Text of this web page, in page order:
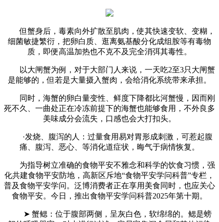
但蟹身后，毒素向外扩散至肌肉，使其快速变软、变糊，
细菌敏捷繁衍，把卵白质、逛离氨基酸分化成组胺等有毒物
质，即便高温加热也不克不及完全消弭其毒性。
以大闸蟹为例，对于大部门人来说，一天吃2至3只大闸蟹
是能够的，但若是大量摄入蟹肉，会给消化系统带来承担。
同时，海蟹的卵白量变性、鲜度下降都比河蟹慢，因而刚
死不久、一曲处正在冷冻前提下的海蟹也能够食用，不外良多
美味成分会流失，口感也会大打扣头。
·发烧、腹泻的人：过量食用易对胃形成刺激，可惹起腹
痛、腹泻、恶心、等消化道症状，晦气于病情恢复。
为指导树立准确的食物平安不雅念和科学的饮食习惯，强
化共建食物平安防地，高新区斥地“食物平安学问科普”专栏，
普及食物平安学问。泛博消费者正在享用美食同时，也应关心
食物平安。今日，推出食物平安学问科普2025年第十期。
➤ 蟹鳃：位于腹部两侧，呈灰白色，软绵绵的。鳃是螃